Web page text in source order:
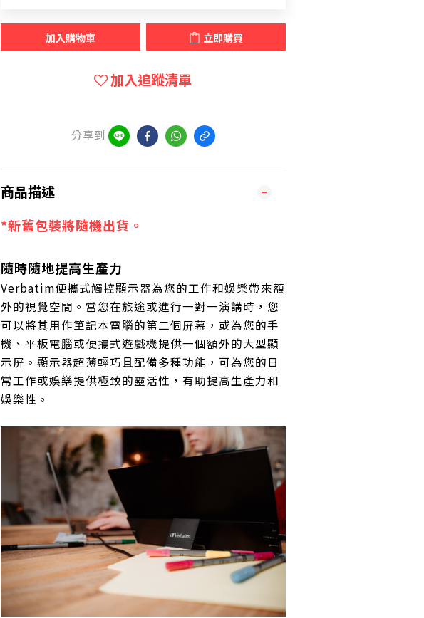
加入購物車 立即購買
加入追蹤清單
分享到
商品描述
*新舊包裝將隨機出貨。
隨時隨地提高生產力
Verbatim便攜式觸控顯示器為您的工作和娛樂帶來額
外的視覺空間。當您在旅途或進行一對一演講時，您
可以將其用作筆記本電腦的第二個屏幕，或為您的手
機、平板電腦或便攜式遊戲機提供一個額外的大型顯
示屏。顯示器超薄輕巧且配備多種功能，可為您的日
常工作或娛樂提供極致的靈活性，有助提高生產力和
娛樂性。